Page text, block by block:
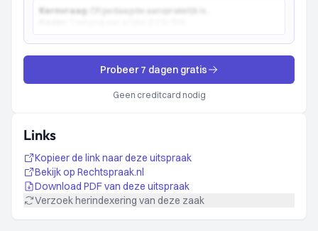
Kernvraag:
Probeer 7 dagen gratis
Geen creditcard nodig
Links
Kopieer de link naar deze uitspraak
Bekijk op Rechtspraak.nl
Download PDF van deze uitspraak
Verzoek herindexering van deze zaak